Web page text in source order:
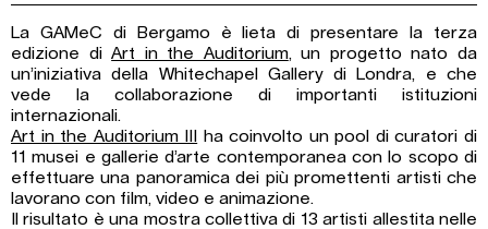
La GAMeC di Bergamo è lieta di presentare la terza
edizione diArt in the Auditorium, un progetto nato da
un’iniziativa della Whitechapel Gallery di Londra, e che
vede la collaborazione di importanti istituzioni
internazionali.
Art in the Auditorium III
ha coinvolto un pool di curatori di
11 musei e gallerie d’arte contemporanea con lo scopo di
effettuare una panoramica dei più promettenti artisti che
lavorano con film, video e animazione.
Il risultato è una mostra collettiva di 13 artisti allestita nelle